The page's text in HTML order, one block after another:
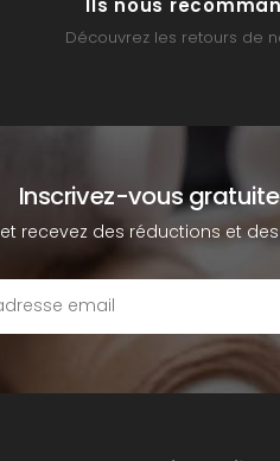
Découvrez les retours de
Inscrivez-vous
et recevez des réductions et